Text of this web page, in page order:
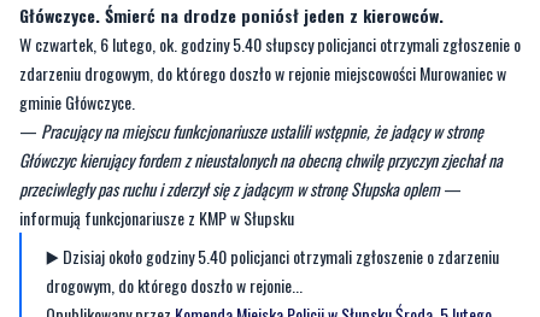
Główczyce. Śmierć na drodze poniósł jeden z kierowców.
W czwartek, 6 lutego, ok. godziny 5.40 słupscy policjanci otrzymali zgłoszenie o
zdarzeniu drogowym, do którego doszło w rejonie miejscowości Murowaniec w
gminie Główczyce.
— Pracujący na miejscu funkcjonariusze ustalili wstępnie, że jadący w stronę
Główczyc kierujący fordem z nieustalonych na obecną chwilę przyczyn zjechał na
przeciwległy pas ruchu i zderzył się z jadącym w stronę Słupska oplem—
informują funkcjonariusze z KMP w Słupsku
▶️ Dzisiaj około godziny 5.40 policjanci otrzymali zgłoszenie o zdarzeniu
drogowym, do którego doszło w rejonie...